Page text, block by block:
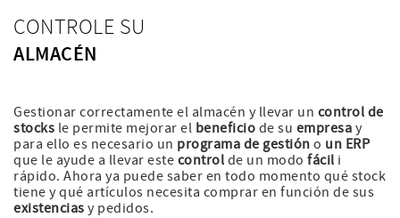
CONTROLE SU
ALMACÉN
Gestionar correctamente el almacén y llevar un control de
stocks le permite mejorar el beneficio de su empresa y
para ello es necesario un programa de gestión o un ERP
que le ayude a llevar este control de un modo fácil i
rápido. Ahora ya puede saber en todo momento qué stock
tiene y qué artículos necesita comprar en función de sus
existencias y pedidos.